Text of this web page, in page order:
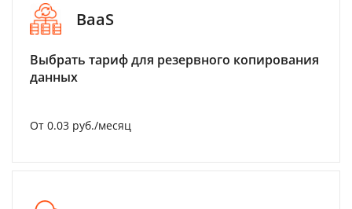
BaaS
Выбрать тариф для резервного копирования
данных
От 0.03 руб./месяц